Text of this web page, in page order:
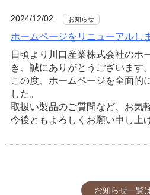
2024/12/02 お知らせ
ホームページをリニューアルし
日頃より川口産業株式会社のホ
き、誠にありがとうございます。
この度、ホームページを全面的
した。
取扱い製品のご質問など、お気
今後ともよろしくお願い申し上
お知らせ一覧